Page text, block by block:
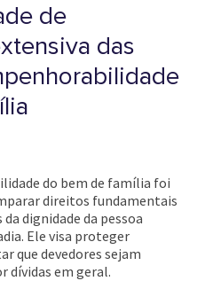
de
das
do bem de família foi
direitos fundamentais
dignidade da pessoa
Ele visa proteger
que devedores sejam
dívidas em geral.